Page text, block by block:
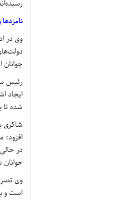
وی در
رئیس
ایجاد
شده تا
شاکری
افزود:
در
وی